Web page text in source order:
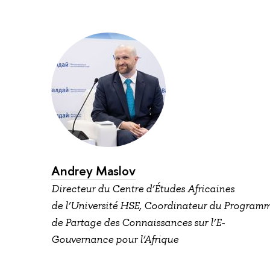
Andrey Maslov
Directeur du Centre d’Études Africaines
de l’Université HSE, Coordinateur du
de Partage des Connaissances sur l’E-
Gouvernance pour l’Afrique